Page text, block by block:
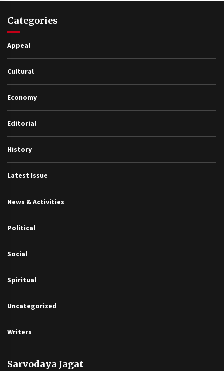
Categories
Appeal
Cultural
Economy
Editorial
History
Latest Issue
News & Activities
Political
Social
Spiritual
Uncategorized
Writers
Sarvodaya Jagat